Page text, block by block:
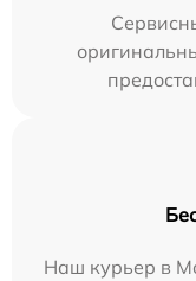
Наш курьер в